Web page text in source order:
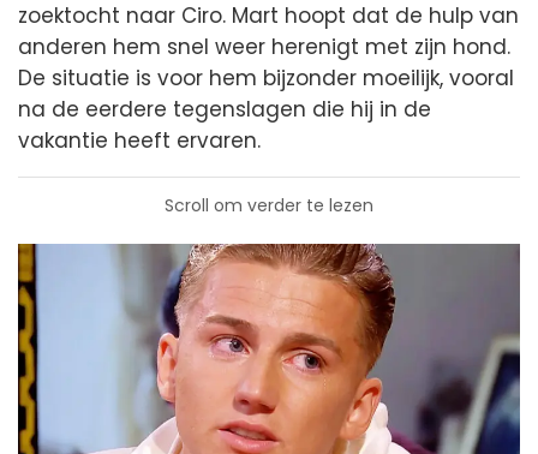
zoektocht naar Ciro. Mart hoopt dat de hulp van
anderen hem snel weer herenigt met zijn hond.
De situatie is voor hem bijzonder moeilijk, vooral
na de eerdere tegenslagen die hij in de
vakantie heeft ervaren.
Scroll om verder te lezen